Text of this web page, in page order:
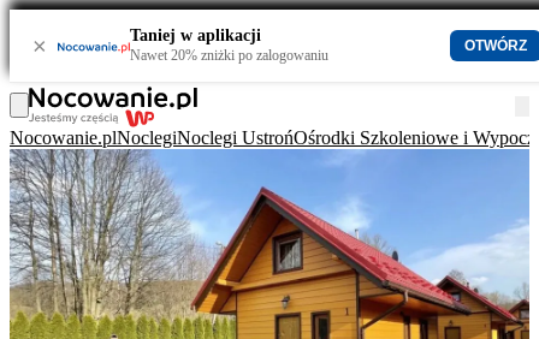
× Taniej w aplikacji
Nawet 20% zniżki po zalogowaniu
OTWÓRZ
Nocowanie.plNoclegiNoclegi UstrońOśrodki Szkoleniowe i